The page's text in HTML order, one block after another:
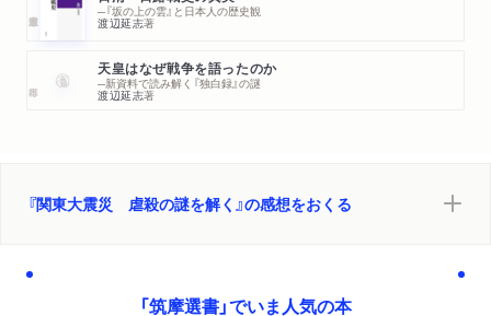
関東自警同盟／『埼玉県自警団事件経過真相』／中国人の虐殺／
国会での質疑／「公文別録」／「恩赦制度に関する資料」／特赦と
減刑の違い／「極秘」の筆文字／花押のある付箋／一月六日の決
定／もう一枚の付箋／法務省保護局のファイル／もう一つの勅
─『坂の上の雲』と日本人の歴史観
渡辺延志著
天皇はなぜ戦争を語ったのか
─新資料で読み解く『独白録』の謎
渡辺延志著
『関東大震災 虐殺の謎を解く』の感想をおくる
「筑摩選書」でいま人気の本